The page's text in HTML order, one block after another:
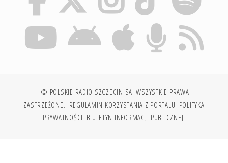
© POLSKIE RADIO SZCZECIN SA. WSZYSTKIE PRAWA
ZASTRZEŻONE. REGULAMIN KORZYSTANIA Z PORTALU POLITYKA
PRYWATNOŚCI BIULETYN INFORMACJI PUBLICZNEJ